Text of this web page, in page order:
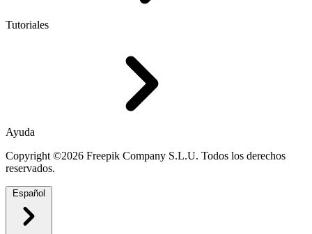
Tutoriales
Ayuda
Copyright ©2026 Freepik Company S.L.U. Todos los derechos
reservados.
Español